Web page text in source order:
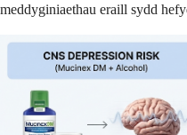
meddyginiaethau eraill sydd